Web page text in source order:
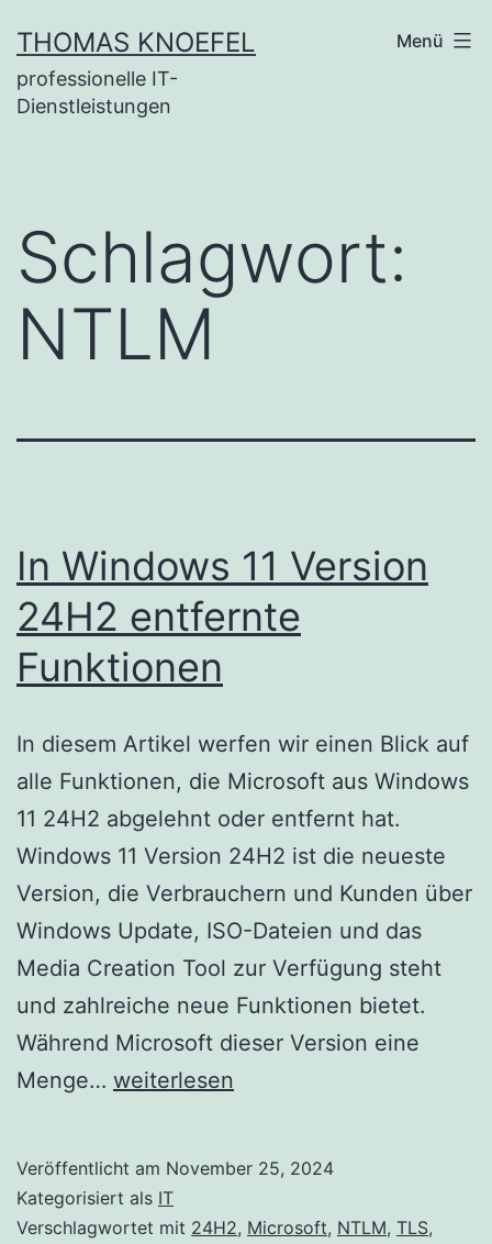
Inhalt
springen
THOMAS KNOEFEL
professionelle IT-
Dienstleistungen
Menü
Schlagwort:
NTLM
In Windows 11 Version
24H2 entfernte
Funktionen
In diesem Artikel werfen wir einen Blick auf
alle Funktionen, die Microsoft aus Windows
11 24H2 abgelehnt oder entfernt hat.
Windows 11 Version 24H2 ist die neueste
Version, die Verbrauchern und Kunden über
Windows Update, ISO-Dateien und das
Media Creation Tool zur Verfügung steht
und zahlreiche neue Funktionen bietet.
Während Microsoft dieser Version eine
Menge… In
Version
24H2
weiterlesen
Veröffentlicht am November 25, 2024
Kategorisiert als IT
Verschlagwortet mit 24H2, Microsoft, NTLM, TLS,